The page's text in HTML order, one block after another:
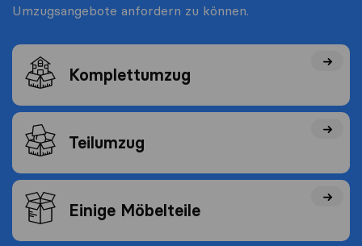
Umzugsangebote anfordern zu können.
Komplettumzug
Teilumzug
Einige Möbelteile